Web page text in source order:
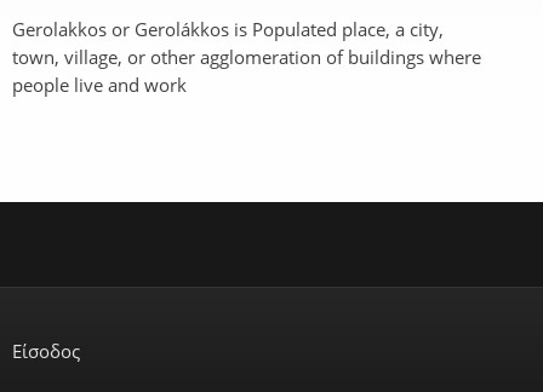
Gerolakkos or Gerolákkos is Populated place, a city,
town, village, or other agglomeration of buildings where
people live and work
Είσοδος